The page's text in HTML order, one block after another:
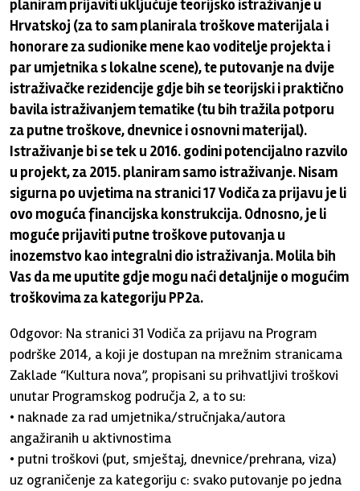
planiram prijaviti uključuje teorijsko istraživanje u
Hrvatskoj (za to sam planirala troškove materijala i
honorare za sudionike mene kao voditelje projekta i
par umjetnika s lokalne scene), te putovanje na dvije
istraživačke rezidencije gdje bih se teorijski i praktično
bavila istraživanjem tematike (tu bih tražila potporu
za putne troškove, dnevnice i osnovni materijal).
Istraživanje bi se tek u 2016. godini potencijalno razvilo
u projekt, za 2015. planiram samo istraživanje. Nisam
sigurna po uvjetima na stranici 17 Vodiča za prijavu je li
ovo moguća financijska konstrukcija. Odnosno, je li
moguće prijaviti putne troškove putovanja u
inozemstvo kao integralni dio istraživanja. Molila bih
Vas da me uputite gdje mogu naći detaljnije o mogućim
troškovima za kategoriju PP2a.
Odgovor: Na stranici 31 Vodiča za prijavu na Program
podrške 2014, a koji je dostupan na mrežnim stranicama
Zaklade “Kultura nova”, propisani su prihvatljivi troškovi
unutar Programskog područja 2, a to su:
• naknade za rad umjetnika/stručnjaka/autora
angažiranih u aktivnostima
• putni troškovi (put, smještaj, dnevnice/prehrana, viza)
uz ograničenje za kategoriju c: svako putovanje po jedna